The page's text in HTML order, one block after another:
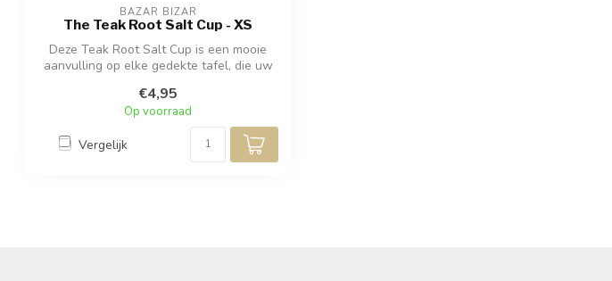
BAZAR BIZAR
The Teak Root Salt Cup - XS
Deze Teak Root Salt Cup is een mooie
aanvulling op elke gedekte tafel, die uw
€4,95
Op voorraad
Vergelijk